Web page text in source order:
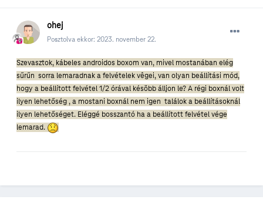
ohej
Posztolva ekkor: 2023. november 22.
Szevasztok, kábeles androidos boxom van, mivel mostanában elég
sűrűn sorra lemaradnak a felvételek vêgei, van olyan beállítási mód,
hogy a beállított felvétel 1/2 órával késöbb álljon le? A régi boxnál volt
ilyen lehetőség , a mostani boxnál nem igen találok a beállításoknál
ilyen lehetőséget. Eléggé bosszantó ha a beállított felvétel vége
lemarad.